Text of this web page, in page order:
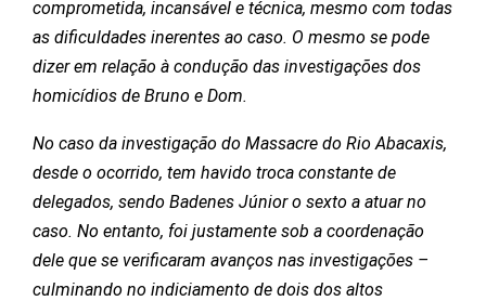
comprometida, incansável e técnica, mesmo com todas
as dificuldades inerentes ao caso. O mesmo se pode
dizer em relação à condução das investigações dos
homicídios de Bruno e Dom.
No caso da investigação do Massacre do Rio Abacaxis,
desde o ocorrido, tem havido troca constante de
delegados, sendo Badenes Júnior o sexto a atuar no
caso. No entanto, foi justamente sob a coordenação
dele que se verificaram avanços nas investigações –
culminando no indiciamento de dois dos altos